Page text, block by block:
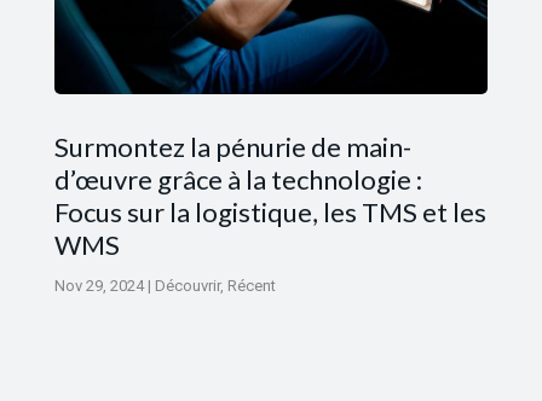
Surmontez la pénurie de main-
d’œuvre grâce à la technologie :
Focus sur la logistique, les TMS et les
WMS
Nov 29, 2024| Découvrir, Récent